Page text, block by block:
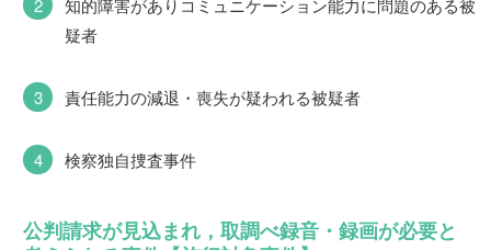
知的障害がありコミュニケーション能力に問題のある被
疑者
責任能力の減退・喪失が疑われる被疑者
検察独自捜査事件
公判請求が見込まれ，取調べ録音・録画が必要と